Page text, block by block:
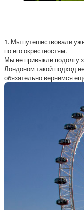
1. Мы путешествовали
по его окрестностям.
Мы не привыкли подолгу
Лондоном такой подход
обязательно вернемся